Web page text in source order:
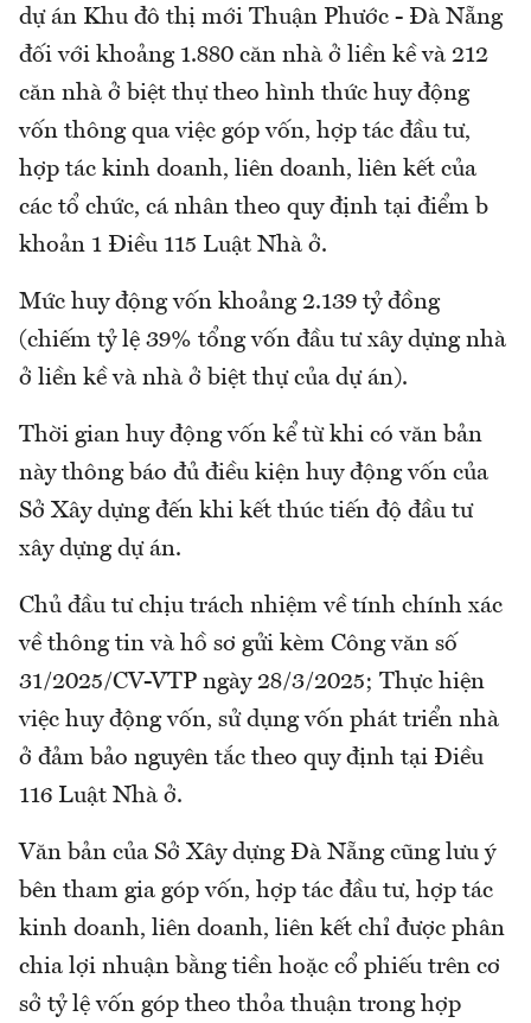
dự án Khu đô thị mới Thuận Phước - Đà Nẵng
đối với khoảng 1.880 căn nhà ở liền kề và 212
căn nhà ở biệt thự theo hình thức huy động
vốn thông qua việc góp vốn, hợp tác đầu tư,
hợp tác kinh doanh, liên doanh, liên kết của
các tổ chức, cá nhân theo quy định tại điểm b
khoản 1 Điều 115 Luật Nhà ở.
Mức huy động vốn khoảng 2.139 tỷ đồng
(chiếm tỷ lệ 39% tổng vốn đầu tư xây dựng nhà
ở liền kề và nhà ở biệt thự của dự án).
Thời gian huy động vốn kể từ khi có văn bản
này thông báo đủ điều kiện huy động vốn của
Sở Xây dựng đến khi kết thúc tiến độ đầu tư
xây dựng dự án.
Chủ đầu tư chịu trách nhiệm về tính chính xác
về thông tin và hồ sơ gửi kèm Công văn số
31/2025/CV-VTP ngày 28/3/2025; Thực hiện
việc huy động vốn, sử dụng vốn phát triển nhà
ở đảm bảo nguyên tắc theo quy định tại Điều
116 Luật Nhà ở.
Văn bản của Sở Xây dựng Đà Nẵng cũng lưu ý
bên tham gia góp vốn, hợp tác đầu tư, hợp tác
kinh doanh, liên doanh, liên kết chỉ được phân
chia lợi nhuận bằng tiền hoặc cổ phiếu trên cơ
sở tỷ lệ vốn góp theo thỏa thuận trong hợp